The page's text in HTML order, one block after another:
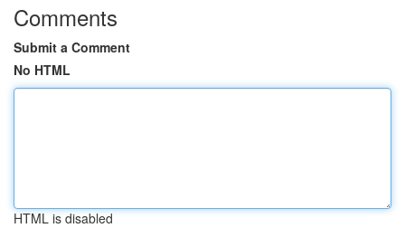
Comments
Submit a Comment
No HTML
HTML is disabled